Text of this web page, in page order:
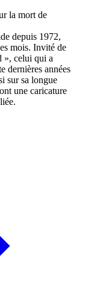
depuis 1972,
mois. Invité de
», celui qui a
dernières années
sur sa longue
une caricature